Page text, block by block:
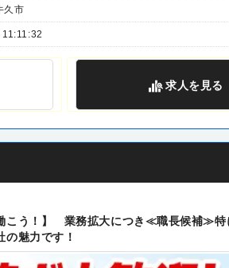
市
求人を見る
こう！】 業務拡大につき≪職長候補≫
魅力です！